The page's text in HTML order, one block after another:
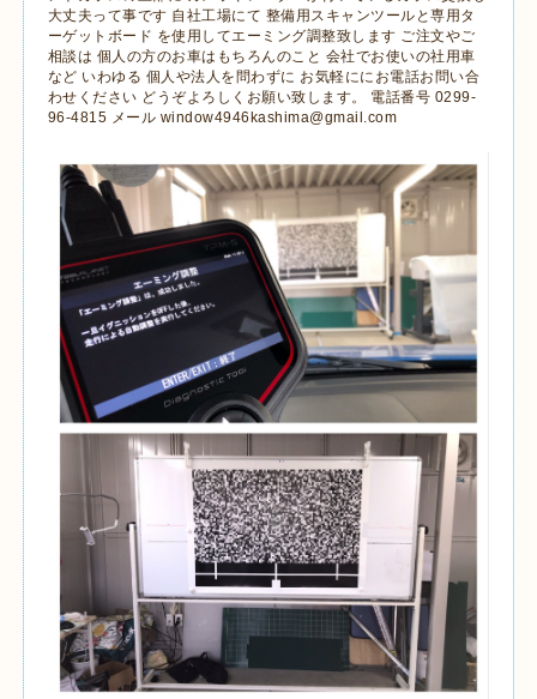
大丈夫って事です 自社工場にて 整備用スキャンツールと専用タ
ーゲットボード を使用してエーミング調整致します ご注文やご
相談は 個人の方のお車はもちろんのこと 会社でお使いの社用車
など いわゆる 個人や法人を問わずに お気軽ににお電話お問い合
わせください どうぞよろしくお願い致します。 電話番号 0299-
96-4815 メール window4946kashima@gmail.com